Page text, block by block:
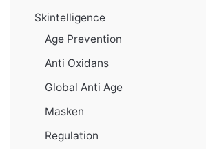
Skintelligence
Age Prevention
Anti Oxidans
Global Anti Age
Masken
Regulation